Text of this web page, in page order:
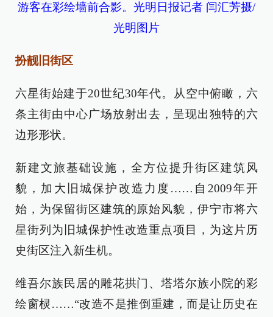
游客在彩绘墙前合影。光明日报记者 闫汇芳摄/
光明图片
扮靓旧街区
六星街始建于20世纪30年代。从空中俯瞰，六
条主街由中心广场放射出去，呈现出独特的六
边形形状。
新建文旅基础设施，全方位提升街区建筑风
貌，加大旧城保护改造力度……自2009年开
始，为保留街区建筑的原始风貌，伊宁市将六
星街列为旧城保护性改造重点项目，为这片历
史街区注入新生机。
维吾尔族民居的雕花拱门、塔塔尔族小院的彩
绘窗棂……“改造不是推倒重建，而是让历史在